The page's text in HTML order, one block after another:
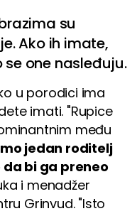
su
Ako ih imate,
one nasleđuju.
u porodici ima
imati. "Rupice
među
jedan roditelj
bi ga preneo
i menadžer
Grinvud. "Isto